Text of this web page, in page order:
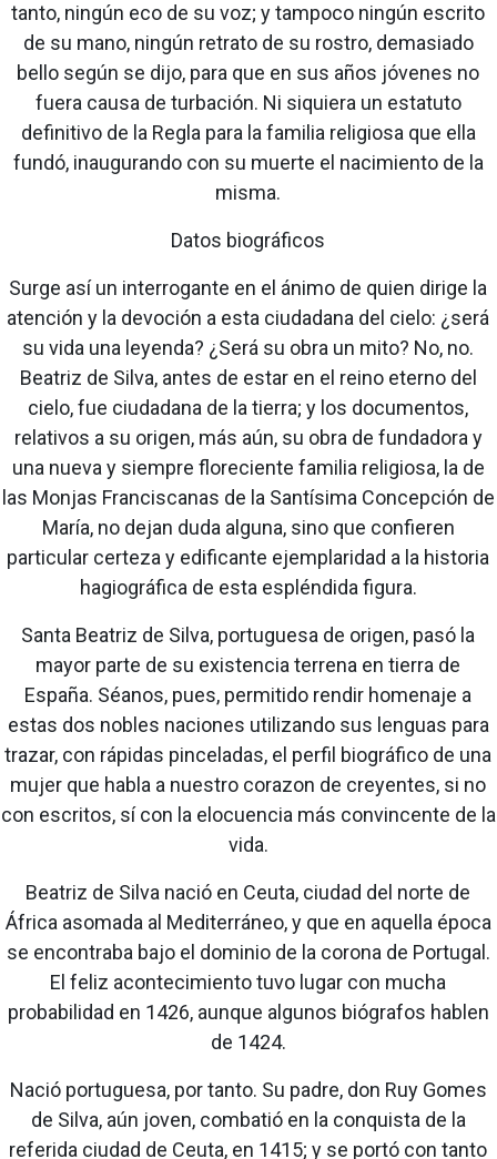
tanto, ningún eco de su voz; y tampoco ningún escrito
de su mano, ningún retrato de su rostro, demasiado
bello según se dijo, para que en sus años jóvenes no
fuera causa de turbación. Ni siquiera un estatuto
definitivo de la Regla para la familia religiosa que ella
fundó, inaugurando con su muerte el nacimiento de la
misma.
Datos biográficos
Surge así un interrogante en el ánimo de quien dirige la
atención y la devoción a esta ciudadana del cielo: ¿será
su vida una leyenda? ¿Será su obra un mito? No, no.
Beatriz de Silva, antes de estar en el reino eterno del
cielo, fue ciudadana de la tierra; y los documentos,
relativos a su origen, más aún, su obra de fundadora y
una nueva y siempre floreciente familia religiosa, la de
las Monjas Franciscanas de la Santísima Concepción de
María, no dejan duda alguna, sino que confieren
particular certeza y edificante ejemplaridad a la historia
hagiográfica de esta espléndida figura.
Santa Beatriz de Silva, portuguesa de origen, pasó la
mayor parte de su existencia terrena en tierra de
España. Séanos, pues, permitido rendir homenaje a
estas dos nobles naciones utilizando sus lenguas para
trazar, con rápidas pinceladas, el perfil biográfico de una
mujer que habla a nuestro corazon de creyentes, si no
con escritos, sí con la elocuencia más convincente de la
vida.
Beatriz de Silva nació en Ceuta, ciudad del norte de
África asomada al Mediterráneo, y que en aquella época
se encontraba bajo el dominio de la corona de Portugal.
El feliz acontecimiento tuvo lugar con mucha
probabilidad en 1426, aunque algunos biógrafos hablen
de 1424.
Nació portuguesa, por tanto. Su padre, don Ruy Gomes
de Silva, aún joven, combatió en la conquista de la
referida ciudad de Ceuta, en 1415; y se portó con tanto